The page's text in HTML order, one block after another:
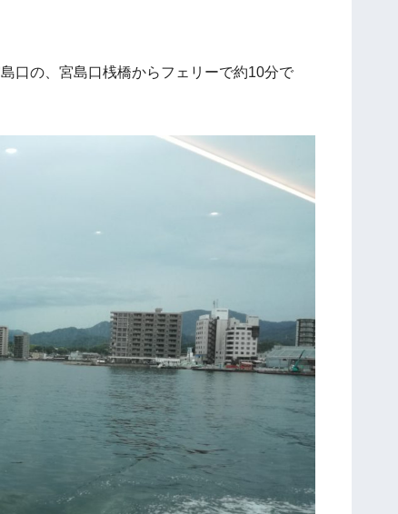
口の、宮島口桟橋からフェリーで約10分で